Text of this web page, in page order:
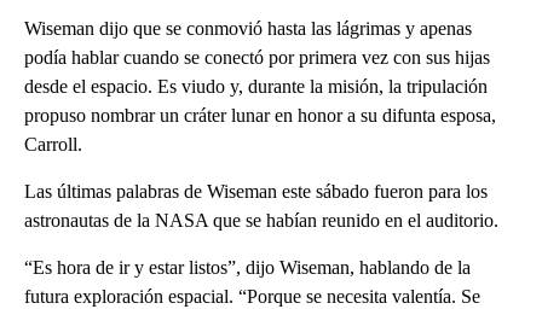
Wiseman dijo que se conmovió hasta las lágrimas y apenas
podía hablar cuando se conectó por primera vez con sus hijas
desde el espacio. Es viudo y, durante la misión, la tripulación
propuso nombrar un cráter lunar en honor a su difunta esposa,
Carroll.
Las últimas palabras de Wiseman este sábado fueron para los
astronautas de la NASA que se habían reunido en el auditorio.
“Es hora de ir y estar listos”, dijo Wiseman, hablando de la
futura exploración espacial. “Porque se necesita valentía. Se